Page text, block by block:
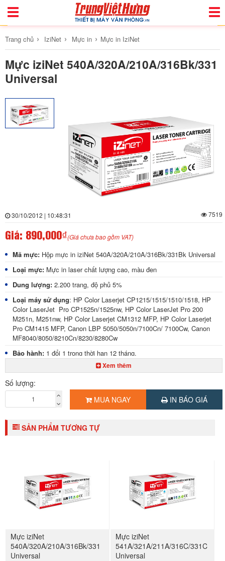
Toggle
Trang chủ › IziNet › Mực in › Mực in IziNet
Mực iziNet 540A/320A/210A/316Bk/331
Universal
30/10/2012 | 10:48:31 7519
Giá: 890,000₫(Giá chưa bao gồm VAT)
Mã mực: Hộp mực in iziNet 540A/320A/210A/316Bk/331Bk Universal
Loại mực: Mực in laser chất lượng cao, màu đen
Dung lượng: 2.200 trang, độ phủ 5%
Loại máy sử dụng: HP Color Laserjet CP1215/1515/1510/1518, HP
Color LaserJet Pro CP1525n/1525nw, HP Color LaserJet Pro 200
M251n, M251nw, HP Color Laserjet CM1312 MFP, HP Color Laserjet
Pro CM1415 MFP, Canon LBP 5050/5050n/7100Cn/ 7100Cw, Canon
MF8040/8050/8210Cn/8230/8280Cw
Bảo hành: 1 đổi 1 trong thời hạn 12 tháng.
Miễn phí TP.HCM Xem thêm
Số lượng:
MUA NGAY
IN BÁO GIÁ
SẢN PHẨM TƯƠNG TỰ
Mực iziNet
540A/320A/210A/316Bk/331
Universal
Mực iziNet
541A/321A/211A/316C/331C
Universal